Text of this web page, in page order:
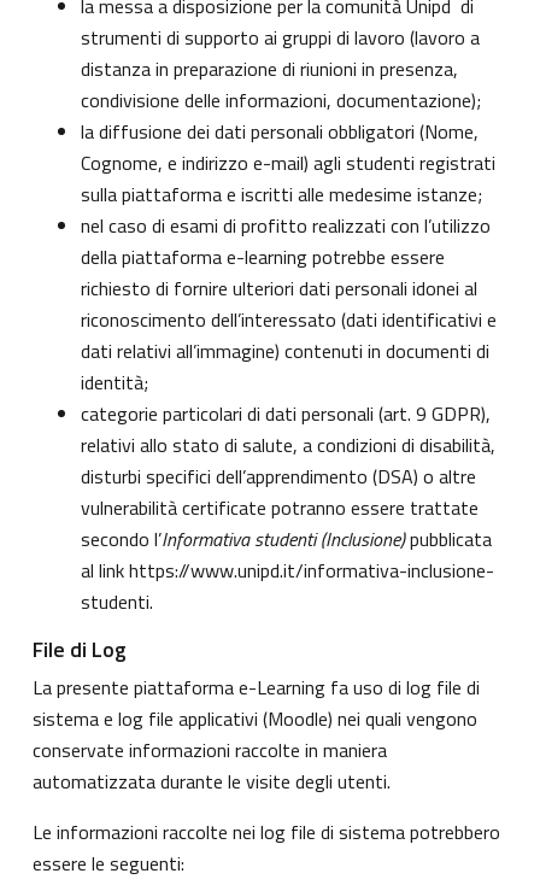
la messa a disposizione per la comunità Unipd di
strumenti di supporto ai gruppi di lavoro (lavoro a
distanza in preparazione di riunioni in presenza,
condivisione delle informazioni, documentazione);
la diffusione dei dati personali obbligatori (Nome,
Cognome, e indirizzo e-mail) agli studenti registrati
sulla piattaforma e iscritti alle medesime istanze;
nel caso di esami di profitto realizzati con l’utilizzo
della piattaforma e-learning potrebbe essere
richiesto di fornire ulteriori dati personali idonei al
riconoscimento dell’interessato (dati identificativi e
dati relativi all’immagine) contenuti in documenti di
identità;
categorie particolari di dati personali (art. 9 GDPR),
relativi allo stato di salute, a condizioni di disabilità,
disturbi specifici dell’apprendimento (DSA) o altre
vulnerabilità certificate potranno essere trattate
secondo l’Informativa studenti (Inclusione)pubblicata
al linkhttps://www.unipd.it/informativa-inclusione-
studenti.
File di Log
La presente piattaforma e-Learning fa uso di log file di
sistema e log file applicativi (Moodle) nei quali vengono
conservate informazioni raccolte in maniera
automatizzata durante le visite degli utenti.
Le informazioni raccolte nei log file di sistema potrebbero
essere le seguenti: